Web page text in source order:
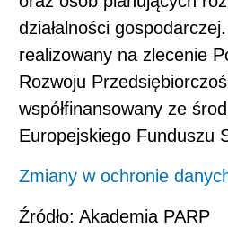
działalności
realizowany na zlecenie
Rozwoju
współfinansowany ze
Europejskiego Funduszu
Zmiany w ochronie
Źródło: Akademia PARP